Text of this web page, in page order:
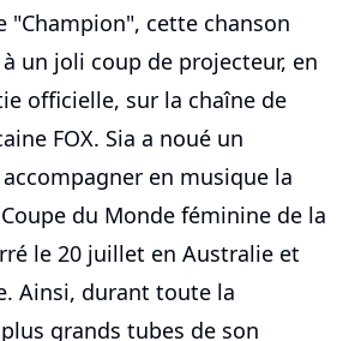
"Champion", cette chanson
un joli coup de projecteur, en
officielle, sur la chaîne de
FOX. Sia a noué un
en musique la
du Monde féminine de la
le 20 juillet en Australie et
Ainsi, durant toute la
grands tubes de son